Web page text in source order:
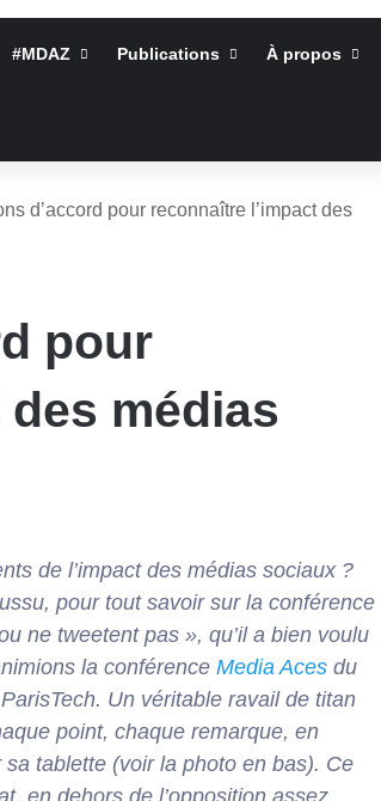
#MDAZ Publications À propos
d’accord pour reconnaître l’impact des
pour
médias
de l’impact des médias sociaux ?
pour tout savoir sur la conférence
ne tweetent pas », qu’il a bien voulu
la conférence Media Acesdu
Un véritable ravail de titan
point, chaque remarque, en
tablette (voir la photo en bas). Ce
en dehors de l’opposition assez